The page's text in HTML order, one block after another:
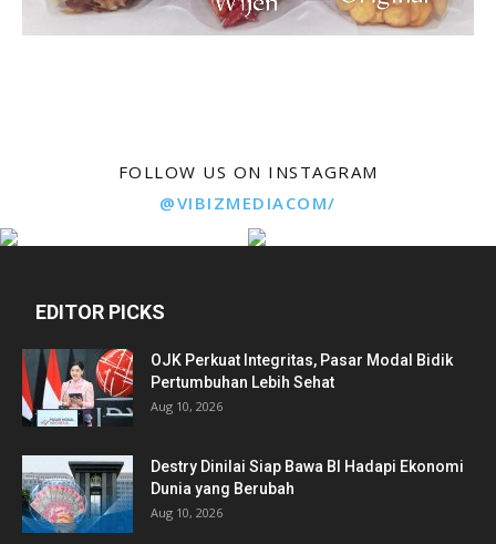
FOLLOW US ON INSTAGRAM
@VIBIZMEDIACOM/
EDITOR PICKS
OJK Perkuat Integritas, Pasar Modal Bidik
Pertumbuhan Lebih Sehat
Aug 10, 2026
Destry Dinilai Siap Bawa BI Hadapi Ekonomi
Dunia yang Berubah
Aug 10, 2026